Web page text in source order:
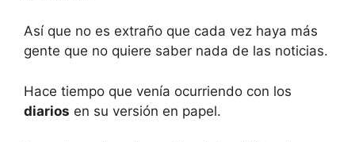
Así que no es extraño que cada vez haya más
gente que no quiere saber nada de las noticias.
Hace tiempo que venía ocurriendo con los
diarios en su versión en papel.